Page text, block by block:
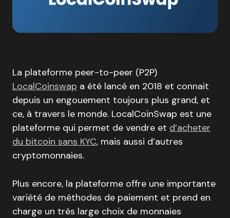
La plateforme peer-to-peer (P2P)
LocalCoinswap a été lancé en 2018 et connait
depuis un engouement toujours plus grand, et
ce, à travers le monde. LocalCoinSwap est une
plateforme qui permet de vendre et d’acheter
du bitcoin sans KYC, mais aussi d’autres
cryptomonnaies.
Plus encore, la plateforme offre une importante
variété de méthodes de paiement et prend en
charge un très large choix de monnaies